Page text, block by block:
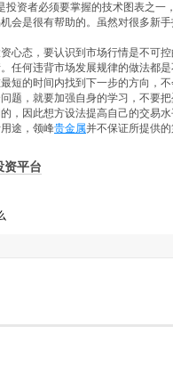
资者必须要掌握的技术图表之
会是很有帮助的。虽然对很多新
心态，要认识到市场行情是不可
任何违背市场发展规律的做法都
短的时间内找到下一步的方向，不
题，就要加强自身的学习，不要
，因此想方设法提高自己的交易水
途，领峰贵金属并不保证所提供
资平台